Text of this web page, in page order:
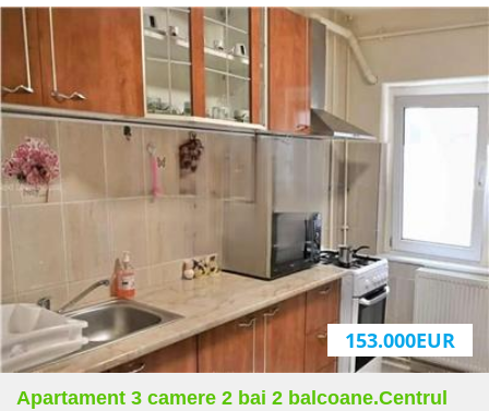
153.000EUR
Apartament 3 camere 2 bai 2 balcoane.Centrul